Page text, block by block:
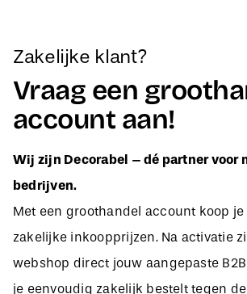
Vraag een
account aan!
Wij zijn Decorabel – dé partner voor
bedrijven.
Met een groothandel account koop je
zakelijke inkoopprijzen. Na activatie
webshop direct jouw aangepaste
je eenvoudig zakelijk bestelt tegen